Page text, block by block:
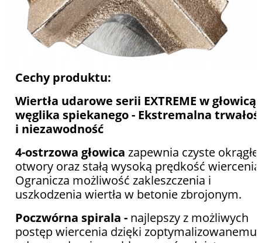
Cechy produktu:
Wiertła udarowe serii EXTREME w głowicą
węglika spiekanego - Ekstremalna
i niezawodność
4-ostrzowa głowica zapewnia czyste okrągłe
otwory oraz stałą wysoką prędkość
Ogranicza możliwość zakleszczenia i
uszkodzenia wiertła w betonie zbrojonym.
Poczwórna spirala - najlepszy z możliwych
postęp wiercenia dzięki zoptymalizowanemu